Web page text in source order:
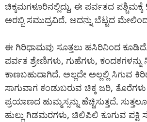
ಚಿಕ್ಕಮಗಳೂರಿನಲ್ಲಿದ್ದು, ಈ ಪರ್ವತದ
ಅರಬ್ಬಿ ಸಮುದ್ರವಿದೆ. ಅದನ್ನು ಬೆಟ್ಟದ
ಈ ಗಿರಿಧಾಮವು ಸೂತ್ತಲು ಹಸಿರಿನಿಂದ
ಪರ್ವತ ಶ್ರೇಣಿಗಳು, ಗುಹೆಗಳು, ಕಂದಕಗಳನ್ನು
ಕಾಣಬಹುದಾಗಿದೆ. ಅಲ್ಲದೇ ಅಲ್ಲಲ್ಲಿ ಸಿಗುವ
ಸಾಗುವಾಗ ಕಂಡುಬರುವ ಚಿಕ್ಕ ಜರಿ, ತೊರೆಗಳು
ಪ್ರಯಾಣದ ಹುಮ್ಮಸ್ಸನ್ನು ಹೆಚ್ಚಿಸುತ್ತದೆ.
ಹುಲ್ಲು ಗಿಡಮರಗಳು, ಚಿಲಿಪಿಲಿ ಕೂಗುವ ಪಕ್ಷಿ